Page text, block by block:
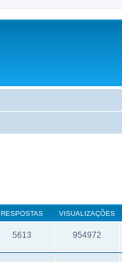
RESPOSTAS VISUALIZAÇÕES
5613 954972